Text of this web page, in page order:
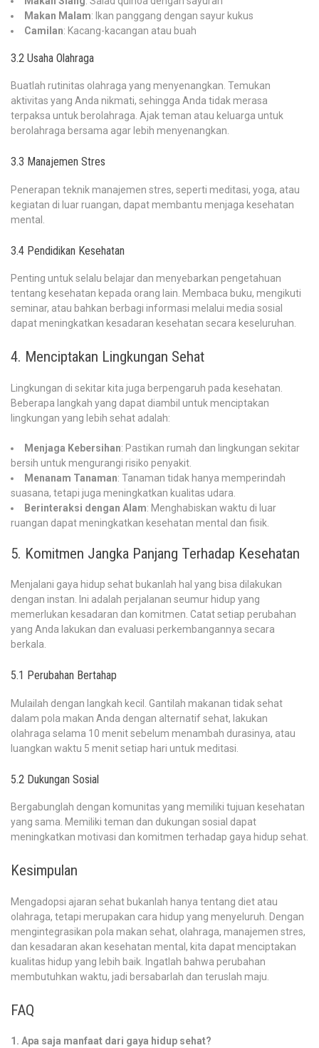
Makan Malam: Ikan panggang dengan sayur kukus
Camilan: Kacang-kacangan atau buah
3.2 Usaha Olahraga
Buatlah rutinitas olahraga yang menyenangkan. Temukan
aktivitas yang Anda nikmati, sehingga Anda tidak merasa
terpaksa untuk berolahraga. Ajak teman atau keluarga untuk
berolahraga bersama agar lebih menyenangkan.
3.3 Manajemen Stres
Penerapan teknik manajemen stres, seperti meditasi, yoga, atau
kegiatan di luar ruangan, dapat membantu menjaga kesehatan
mental.
3.4 Pendidikan Kesehatan
Penting untuk selalu belajar dan menyebarkan pengetahuan
tentang kesehatan kepada orang lain. Membaca buku, mengikuti
seminar, atau bahkan berbagi informasi melalui media sosial
dapat meningkatkan kesadaran kesehatan secara keseluruhan.
4. Menciptakan Lingkungan Sehat
Lingkungan di sekitar kita juga berpengaruh pada kesehatan.
Beberapa langkah yang dapat diambil untuk menciptakan
lingkungan yang lebih sehat adalah:
Menjaga Kebersihan: Pastikan rumah dan lingkungan sekitar
bersih untuk mengurangi risiko penyakit.
Menanam Tanaman: Tanaman tidak hanya memperindah
suasana, tetapi juga meningkatkan kualitas udara.
Berinteraksi dengan Alam: Menghabiskan waktu di luar
ruangan dapat meningkatkan kesehatan mental dan fisik.
5. Komitmen Jangka Panjang Terhadap Kesehatan
Menjalani gaya hidup sehat bukanlah hal yang bisa dilakukan
dengan instan. Ini adalah perjalanan seumur hidup yang
memerlukan kesadaran dan komitmen. Catat setiap perubahan
yang Anda lakukan dan evaluasi perkembangannya secara
berkala.
5.1 Perubahan Bertahap
Mulailah dengan langkah kecil. Gantilah makanan tidak sehat
dalam pola makan Anda dengan alternatif sehat, lakukan
olahraga selama 10 menit sebelum menambah durasinya, atau
luangkan waktu 5 menit setiap hari untuk meditasi.
5.2 Dukungan Sosial
Bergabunglah dengan komunitas yang memiliki tujuan kesehatan
yang sama. Memiliki teman dan dukungan sosial dapat
meningkatkan motivasi dan komitmen terhadap gaya hidup sehat.
Kesimpulan
Mengadopsi ajaran sehat bukanlah hanya tentang diet atau
olahraga, tetapi merupakan cara hidup yang menyeluruh. Dengan
mengintegrasikan pola makan sehat, olahraga, manajemen stres,
dan kesadaran akan kesehatan mental, kita dapat menciptakan
kualitas hidup yang lebih baik. Ingatlah bahwa perubahan
membutuhkan waktu, jadi bersabarlah dan teruslah maju.
FAQ
1. Apa saja manfaat dari gaya hidup sehat?